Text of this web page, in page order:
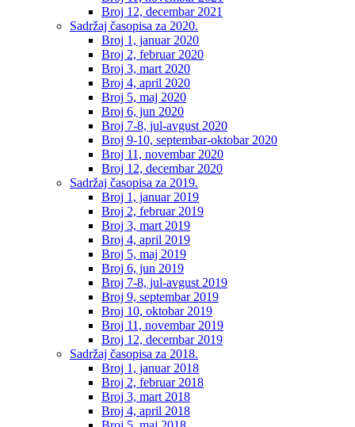
Broj 12, decembar 2021
Sadržaj časopisa za 2020.
Broj 1, januar 2020
Broj 2, februar 2020
Broj 3, mart 2020
Broj 4, april 2020
Broj 5, maj 2020
Broj 6, jun 2020
Broj 7-8, jul-avgust 2020
Broj 9-10, septembar-oktobar 2020
Broj 11, novembar 2020
Broj 12, decembar 2020
Sadržaj časopisa za 2019.
Broj 1, januar 2019
Broj 2, februar 2019
Broj 3, mart 2019
Broj 4, april 2019
Broj 5, maj 2019
Broj 6, jun 2019
Broj 7-8, jul-avgust 2019
Broj 9, septembar 2019
Broj 10, oktobar 2019
Broj 11, novembar 2019
Broj 12, decembar 2019
Sadržaj časopisa za 2018.
Broj 1, januar 2018
Broj 2, februar 2018
Broj 3, mart 2018
Broj 4, april 2018